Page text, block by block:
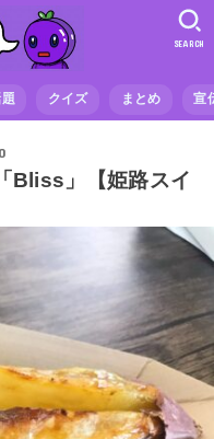
クイズ まとめ 宣
SEARCH
Bliss」【姫路スイ